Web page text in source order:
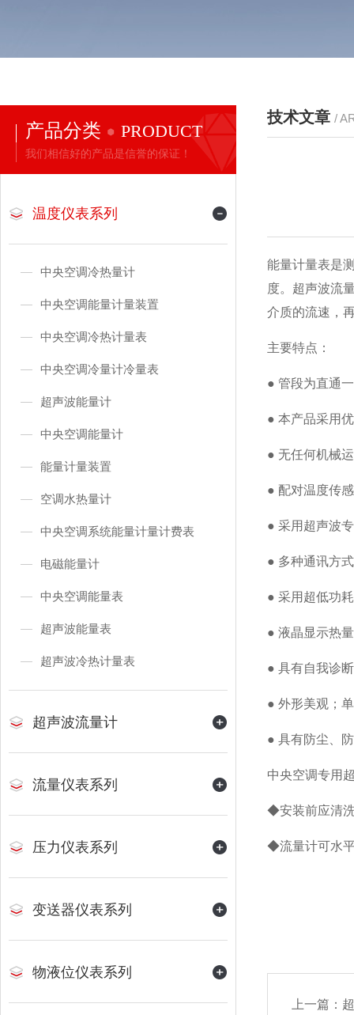
产品分类 PRODUCT
我们相信好的产品是信誉的保证！
温度仪表系列
中央空调冷热量计
中央空调能量计量装置
中央空调冷热计量表
中央空调冷量计冷量表
超声波能量计
中央空调能量计
能量计量装置
空调水热量计
中央空调系统能量计量计费表
电磁能量计
中央空调能量表
超声波能量表
超声波冷热计量表
超声波流量计
流量仪表系列
压力仪表系列
变送器仪表系列
物液位仪表系列
技术文章 /
能量计量表是
度。超声波流
介质的流速，
主要特点：
● 管段为直通
● 本产品采用
● 无任何机械
● 配对温度传
● 采用超声波
● 多种通讯方
● 采用超低功
● 液晶显示热
● 具有自我诊
● 外形美观；
● 具有防尘、
中央空调专用
◆安装前应清
◆流量计可水
上一篇：